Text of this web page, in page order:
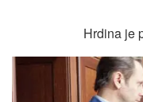
Hrdina je